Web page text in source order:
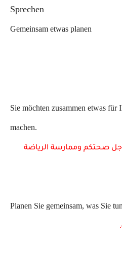
Sprechen
Gemeinsam etwas planen
Sie möchten zusammen etwas für
machen.
صحتكم وممارسة الرياضة
Planen Sie gemeinsam, was Sie
.